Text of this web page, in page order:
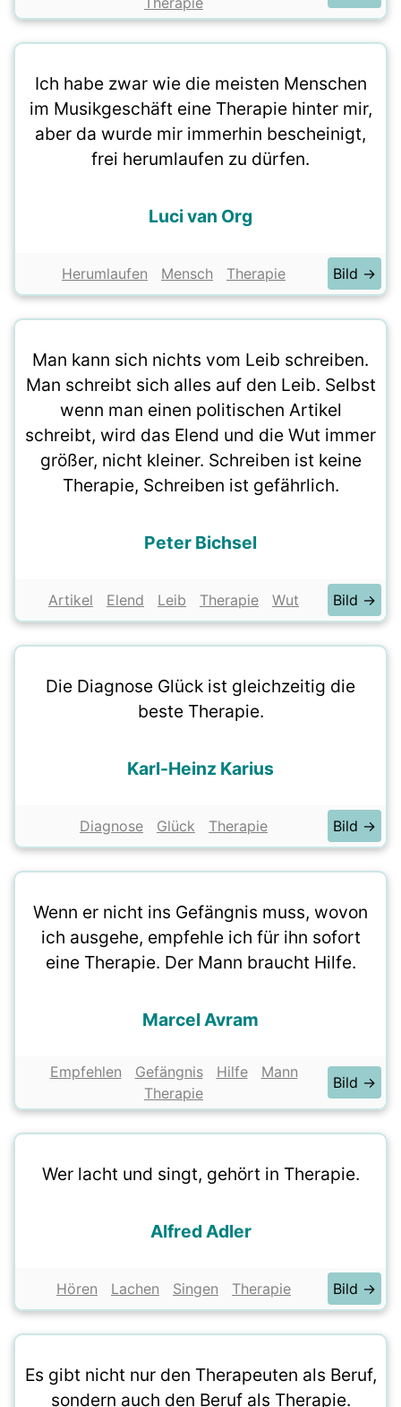
Ich habe zwar wie die meisten Menschen
im Musikgeschäft eine Therapie hinter mir,
aber da wurde mir immerhin bescheinigt,
frei herumlaufen zu dürfen.
Luci van Org
Herumlaufen Mensch Therapie Bild →
Man kann sich nichts vom Leib schreiben.
Man schreibt sich alles auf den Leib. Selbst
wenn man einen politischen Artikel
schreibt, wird das Elend und die Wut immer
größer, nicht kleiner. Schreiben ist keine
Therapie, Schreiben ist gefährlich.
Peter Bichsel
Artikel Elend Leib Therapie Wut Bild →
Die Diagnose Glück ist gleichzeitig die
beste Therapie.
Karl-Heinz Karius
Diagnose Glück Therapie Bild →
Wenn er nicht ins Gefängnis muss, wovon
ich ausgehe, empfehle ich für ihn sofort
eine Therapie. Der Mann braucht Hilfe.
Marcel Avram
Empfehlen Gefängnis Hilfe
Mann
Therapie
Bild →
Wer lacht und singt, gehört in Therapie.
Alfred Adler
Hören Lachen Singen Therapie Bild →
Es gibt nicht nur den Therapeuten als Beruf,
sondern auch den Beruf als Therapie.